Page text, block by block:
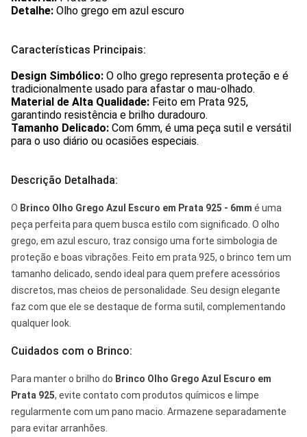
Detalhe: Olho grego em azul escuro
Características Principais:
Design Simbólico: O olho grego representa proteção e é
tradicionalmente usado para afastar o mau-olhado.
Material de Alta Qualidade: Feito em Prata 925,
garantindo resistência e brilho duradouro.
Tamanho Delicado: Com 6mm, é uma peça sutil e versátil
para o uso diário ou ocasiões especiais.
Descrição Detalhada:
O Brinco Olho Grego Azul Escuro em Prata 925 - 6mm é uma
peça perfeita para quem busca estilo com significado. O olho
grego, em azul escuro, traz consigo uma forte simbologia de
proteção e boas vibrações. Feito em prata 925, o brinco tem um
tamanho delicado, sendo ideal para quem prefere acessórios
discretos, mas cheios de personalidade. Seu design elegante
faz com que ele se destaque de forma sutil, complementando
qualquer look.
Cuidados com o Brinco:
Para manter o brilho do Brinco Olho Grego Azul Escuro em
Prata 925, evite contato com produtos químicos e limpe
regularmente com um pano macio. Armazene separadamente
para evitar arranhões.